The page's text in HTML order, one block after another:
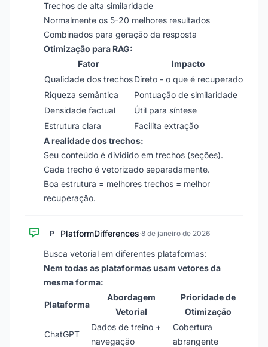
Trechos de alta similaridade
Normalmente os 5-20 melhores resultados
Combinados para geração da resposta
Otimização para RAG:
Fator
Impacto
Qualidade dos trechosDireto - o que é recuperado
Riqueza semântica
Pontuação de similaridade
Densidade factual
Útil para síntese
Estrutura clara
Facilita extração
A realidade dos trechos:
Seu conteúdo é dividido em trechos (seções).
Cada trecho é vetorizado separadamente.
Boa estrutura = melhores trechos = melhor
recuperação.
P PlatformDifferences·8 de janeiro de 2026
Busca vetorial em diferentes plataformas:
Nem todas as plataformas usam vetores da
mesma forma:
Plataforma
Abordagem
Vetorial
Prioridade de
Otimização
ChatGPT
Dados de treino +
navegação
Cobertura
abrangente